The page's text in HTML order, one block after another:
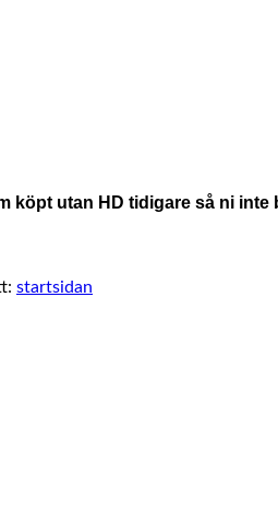
köpt utan HD tidigare så ni
startsidan